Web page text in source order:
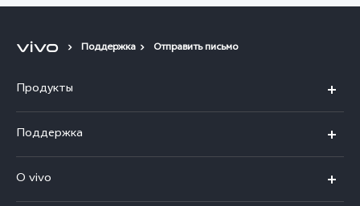
Поддержка Отправить письмо
Продукты
V30e 5G
V29 5G
Поддержка
Funtouch OS
О vivo